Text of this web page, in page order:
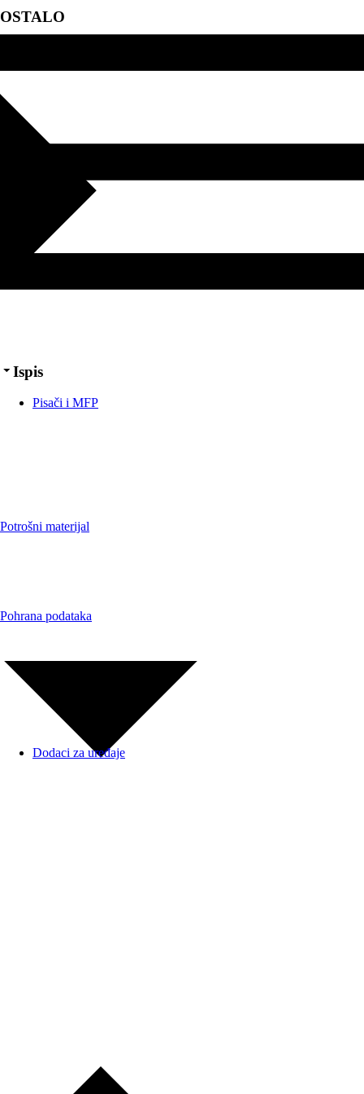
OSTALO
Potrošni materijal
Pohrana podataka
Ispis
Pisači i MFP
Dodaci za uređaje